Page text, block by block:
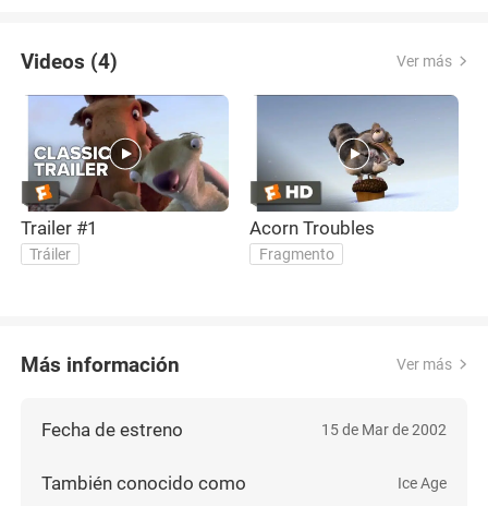
Videos (4) Ver más
Trailer #1
Tráiler
Acorn Troubles
Fragmento
Más información Ver más
Fecha de estreno 15 de Mar de 2002
También conocido como Ice Age